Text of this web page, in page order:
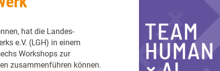
hat die Landes-
e.V. (LGH) in einem
Workshops zur
zusammenführen können.